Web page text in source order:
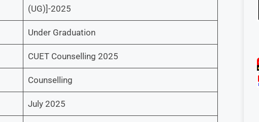
(UG)]-2025
Under Graduation
CUET Counselling 2025
Counselling
July 2025